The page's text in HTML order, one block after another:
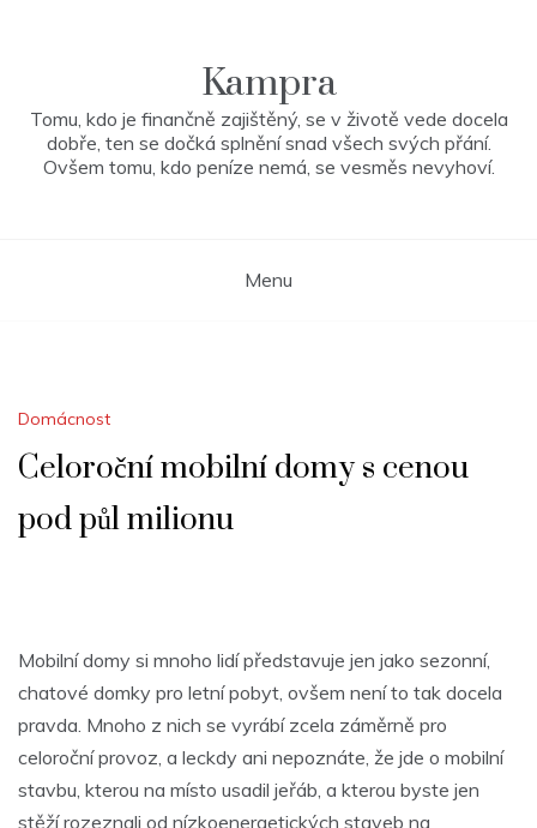
Kampra
Tomu, kdo je finančně zajištěný, se v životě vede docela
dobře, ten se dočká splnění snad všech svých přání.
Ovšem tomu, kdo peníze nemá, se vesměs nevyhoví.
Menu
Domácnost
Celoroční mobilní domy s cenou
pod půl milionu
Mobilní domy si mnoho lidí představuje jen jako sezonní,
chatové domky pro letní pobyt, ovšem není to tak docela
pravda. Mnoho z nich se vyrábí zcela záměrně pro
celoroční provoz, a leckdy ani nepoznáte, že jde o mobilní
stavbu, kterou na místo usadil jeřáb, a kterou byste jen
stěží rozeznali od nízkoenergetických staveb na